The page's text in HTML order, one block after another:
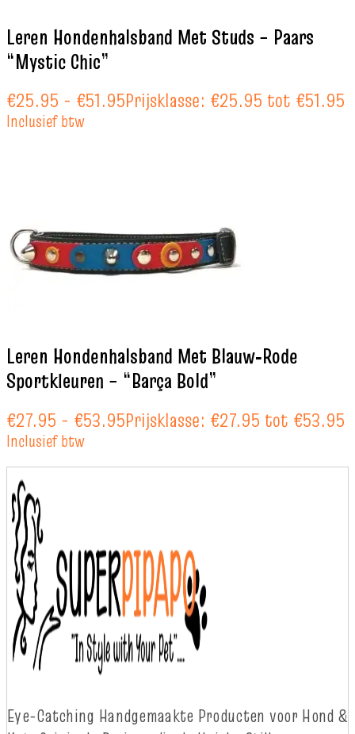
Leren Hondenhalsband Met Studs – Paars
“Mystic Chic”
€25.95 - €51.95Prijsklasse: €25.95 tot €51.95
Inclusief btw
Leren Hondenhalsband Met Blauw‑Rode
Sportkleuren – “Barça Bold”
€27.95 - €53.95Prijsklasse: €27.95 tot €53.95
Inclusief btw
Eye-Catching Handgemaakte Producten voor Hond &